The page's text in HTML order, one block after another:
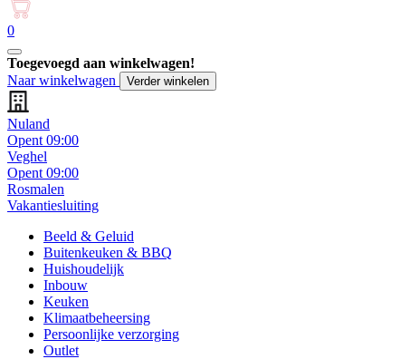
0
Toegevoegd aan winkelwagen!
Naar winkelwagen
Verder winkelen
Nuland
Opent 09:00
Veghel
Opent 09:00
Rosmalen
Vakantiesluiting
Beeld & Geluid
Buitenkeuken & BBQ
Huishoudelijk
Inbouw
Keuken
Klimaatbeheersing
Persoonlijke verzorging
Outlet